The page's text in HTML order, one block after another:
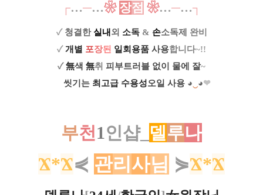
┌…─…❀ 장점 ❀…─…┐
✓ 청결한 실내 외 소독& 손소독제 완비
✓개별 포장된 일회용품 사용합니다~!!
✓無색 無취 피부트러블 없이 물에 잘~
씻기는 최고급 수용성오일 사용 ◕ ◕❤
부천1인샵_ 델루나
Ϫ*Ϫ⋞ 관리 사님 ⋟Ϫ*Ϫ